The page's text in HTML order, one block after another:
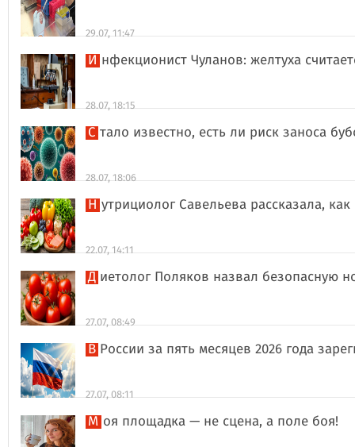
29.07, 11:47
Инфекционист Чуланов: желтуха
28.07, 18:15
Стало известно, есть ли риск заноса
28.07, 18:06
Нутрициолог Савельева рассказала,
22.07, 14:11
Диетолог Поляков назвал безопасную
27.07, 08:49
В России за пять месяцев 2026 года
27.07, 08:11
Моя площадка — не сцена, а поле боя!